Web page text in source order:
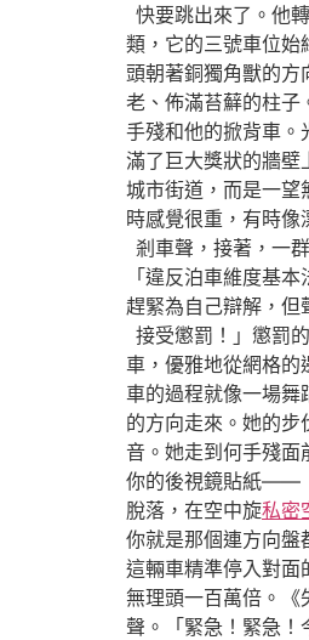
快要跳出來了。他
類，它的三號車位始
頭朝著銅獨角獸的方
老、佈滿苔蘚的柱子
手殘和他的掀背車。
滿了巨大獎狀的牆
城市街道，而是一望
時感覺很重，有時
剎車聲，接著，一
「違反泊車維度基
趕緊為自己辯解，
接受懲罰！」懲罰
車，優雅地從網格的
車的過程就像一場舞
的方向走來。她的
音。她走到何手殘面
你的後視鏡貼紙——
脫落，在空中旋私密
你就是那個連方向盤
這輛車精準停入對面
無理頭一百萬倍。《
聲。「緊急！緊急